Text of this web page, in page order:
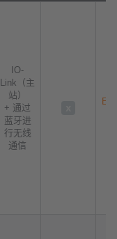
IO-
Link（主
站）
+ 通过
蓝牙进
行无线
通信